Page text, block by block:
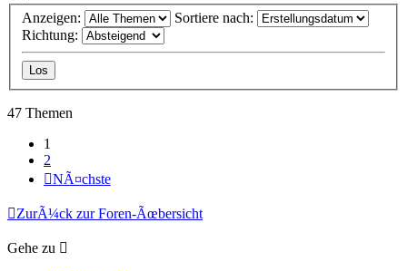
Anzeigen:
Sortiere nach:
Richtung:
47 Themen
1
2
NÃ¤chste
ZurÃ¼ck zur Foren-Ãœbersicht
Gehe zu